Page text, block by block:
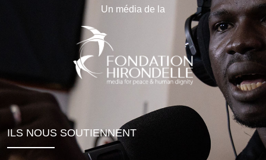
Un média de la
ILS NOUS SOUTIENNENT